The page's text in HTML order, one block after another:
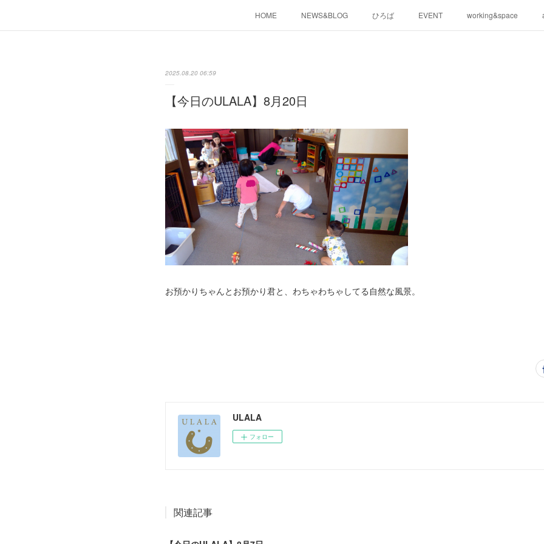
HOME NEWS&BLOG ひろば EVENT working&space
2025.08.20 06:59
【今日のULALA】8月20日
お預かりちゃんとお預かり君と、わちゃわちゃしてる自然な風景。
ULALA
フォロー
関連記事